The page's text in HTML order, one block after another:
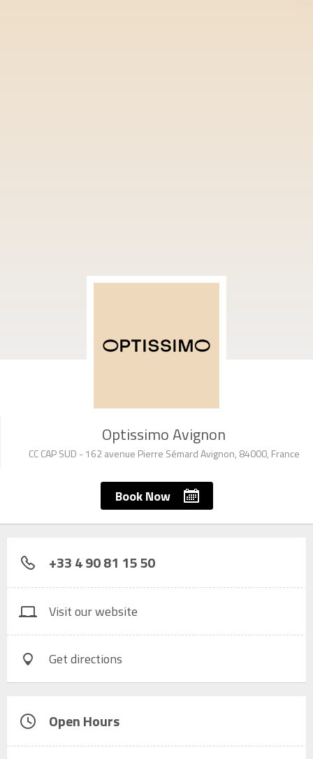
Optissimo Avignon
CC CAP SUD - 162 avenue Pierre Sémard Avignon, 84000, France
Book Now
+33 4 90 81 15 50
Visit our website
Get directions
Open Hours